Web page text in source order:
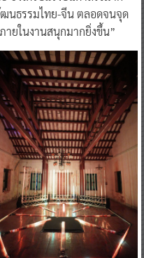
า เยาวราช ที่ได้รับการ
ซึ่งได้รับแรงบันดาลใจมาก
นธรรมไทย-จีน ตลอดจนจุด
ภายในงานสนุกมากยิ่งขึ้น”